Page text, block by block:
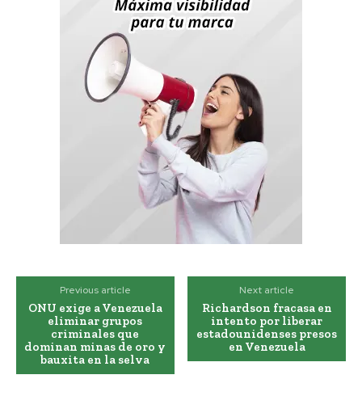
Previous article
ONU exige a Venezuela
eliminar grupos
criminales que
dominan minas de oro y
bauxita en la selva
Next article
Richardson fracasa en
intento por liberar
estadounidenses presos
en Venezuela